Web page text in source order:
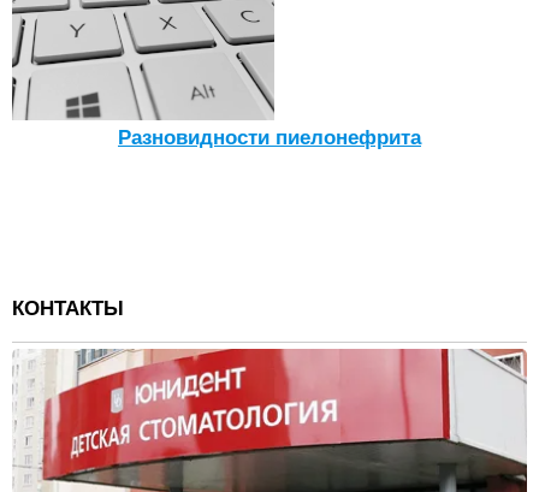
Разновидности пиелонефрита
КОНТАКТЫ